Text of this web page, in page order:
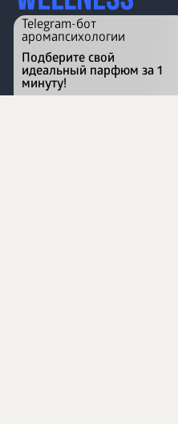
Перейти на сайт
Telegram-бот
аромапсихологии
Подберите свой
идеальный парфюм за 1
минуту!